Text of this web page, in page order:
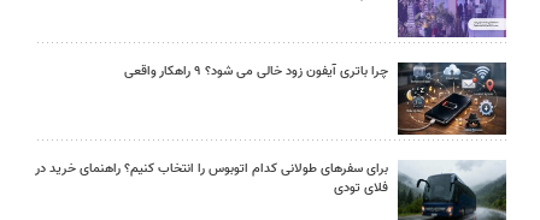
چرا باتری آیفون زود خالی می شود؟ ۹ راهکار واقعی
برای سفرهای طولانی کدام اتوبوس را انتخاب کنیم؟ راهنمای خرید در
فلای تودی